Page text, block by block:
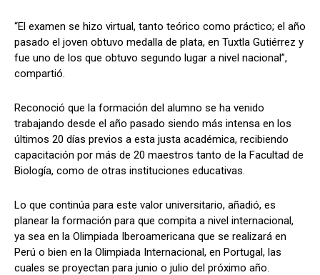
“El examen se hizo virtual, tanto teórico como práctico; el año
pasado el joven obtuvo medalla de plata, en Tuxtla Gutiérrez y
fue uno de los que obtuvo segundo lugar a nivel nacional”,
compartió.
Reconoció que la formación del alumno se ha venido
trabajando desde el año pasado siendo más intensa en los
últimos 20 días previos a esta justa académica, recibiendo
capacitación por más de 20 maestros tanto de la Facultad de
Biología, como de otras instituciones educativas.
Lo que continúa para este valor universitario, añadió, es
planear la formación para que compita a nivel internacional,
ya sea en la Olimpiada Iberoamericana que se realizará en
Perú o bien en la Olimpiada Internacional, en Portugal, las
cuales se proyectan para junio o julio del próximo año.